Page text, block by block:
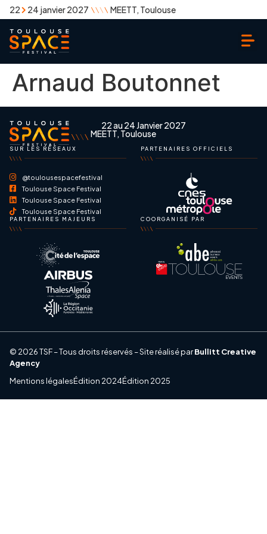
22 24 janvier 2027 MEETT, Toulouse
Arnaud Boutonnet
22 au 24 Janvier 2027
MEETT, Toulouse
SUR LES RÉSEAUX
@toulousespacefestival
Toulouse Space Festival
Toulouse Space Festival
Toulouse Space Festival
PARTENAIRES OFFICIELS
PARTENAIRES MAJEURS COORGANISÉ PAR
© 2026 TSF – Tous droits réservés – Site réalisé parBullitt Creative
Agency
Mentions légalesÉdition 2024Édition 2025